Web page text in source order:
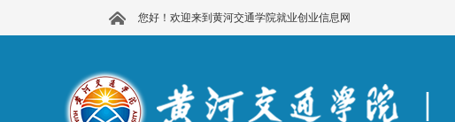
您好！欢迎来到黄河交通学院就业创业信息网
|